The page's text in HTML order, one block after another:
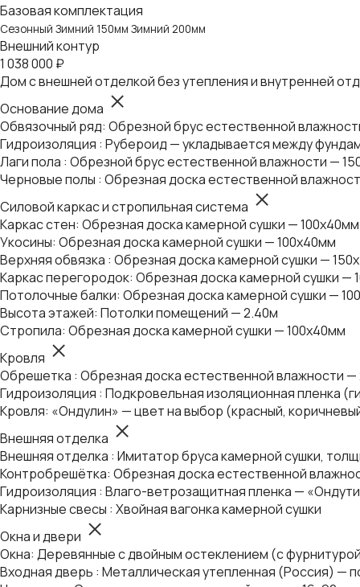
Базовая комплектация
Сезонный Зимний 150мм Зимний 200мм
Внешний контур
1 038 000 ₽
Дом с внешней отделкой без утепления и внутренней
Основание дома
Обвязочный ряд: Обрезной брус естественной
Гидроизоляция : Рубероид — укладывается между
Лаги пола : Обрезной брус естественной влажности —
Черновые полы : Обрезная доска естественной
Силовой каркас и стропильная система
Каркас стен: Обрезная доска камерной сушки —
Укосины: Обрезная доска камерной сушки — 100х40мм
Верхняя обвязка : Обрезная доска камерной сушки —
Каркас перегородок: Обрезная доска камерной сушки —
Потолочные балки: Обрезная доска камерной сушки —
Высота этажей: Потолки помещений — 2.40м
Стропила: Обрезная доска камерной сушки — 100х40мм
Кровля
Обрешетка : Обрезная доска естественной влажности —
Гидроизоляция : Подкровельная изоляционная пленка
Кровля: «Ондулин» — цвет на выбор (красный,
Внешняя отделка
Внешняя отделка : Имитатор бруса камерной сушки,
Контробрешётка: Обрезная доска естественной
Гидроизоляция : Влаго-ветрозащитная пленка —
Карнизные свесы : Хвойная вагонка камерной сушки
Окна и двери
Окна: Деревянные с двойным остеклением (с
Входная дверь : Металлическая утепленная (Россия) —